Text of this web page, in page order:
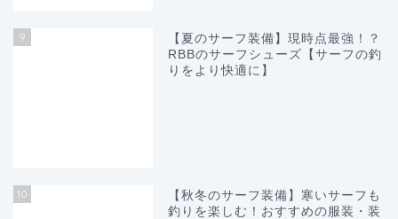
9
【夏のサーフ装備】現時点最強！？
RBBのサーフシューズ【サーフの釣
りをより快適に】
10
【秋冬のサーフ装備】寒いサーフも
釣りを楽しむ！おすすめの服装・装